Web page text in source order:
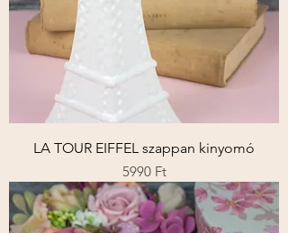
LA TOUR EIFFEL szappan kinyomó
Ár
5990 Ft